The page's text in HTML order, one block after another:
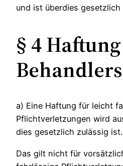
und ist überdies gesetzlich
§ 4
Behandlers
a) Eine Haftung für leicht
Pflichtverletzungen wird
dies gesetzlich zulässig ist.
Das gilt nicht für